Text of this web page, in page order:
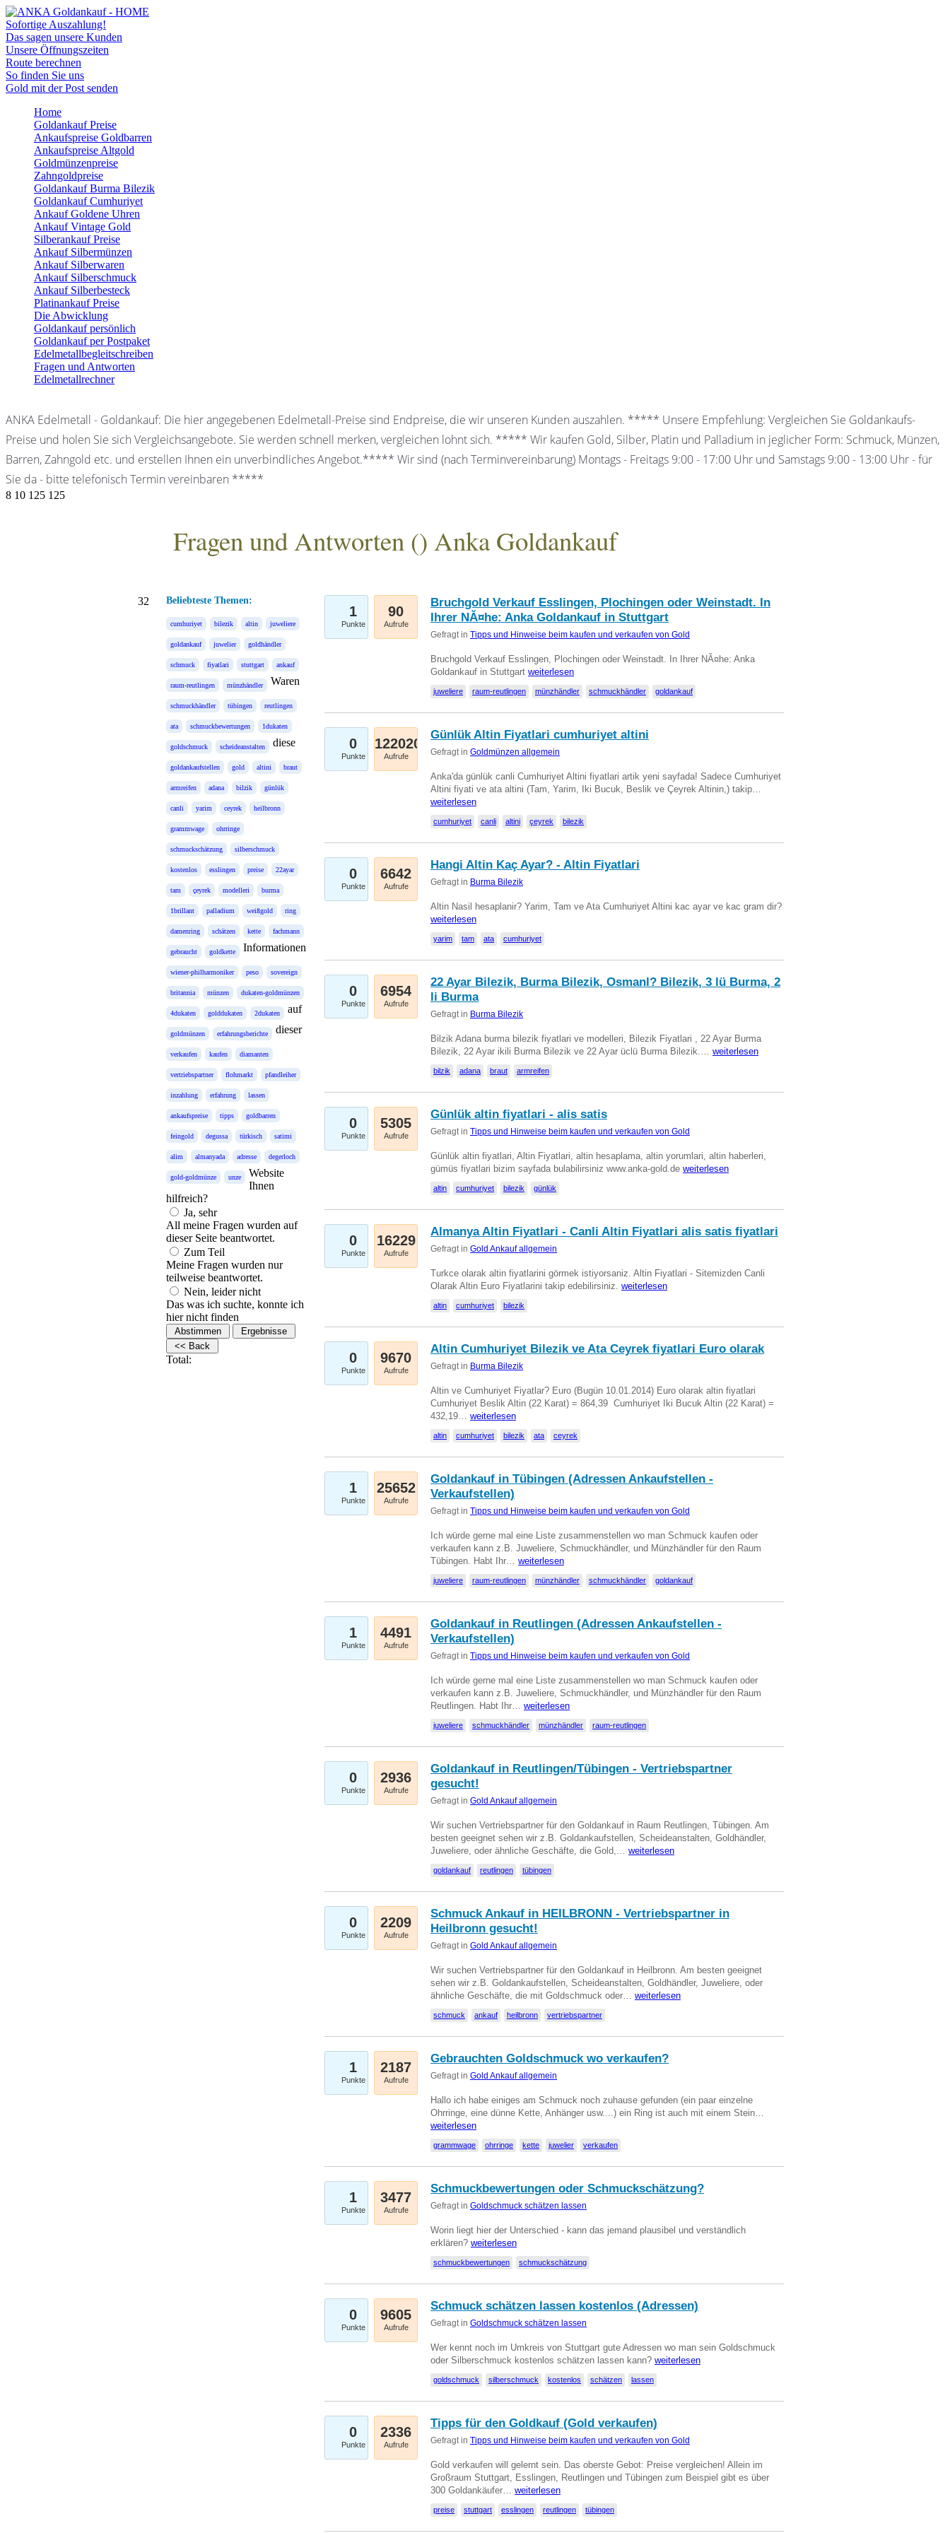
Sofortige Auszahlung!
Das sagen unsere Kunden
Unsere Öffnungszeiten
Route berechnen
So finden Sie uns
Gold mit der Post senden
Home
Goldankauf Preise
Ankaufspreise Goldbarren
Ankaufspreise Altgold
Goldmünzenpreise
Zahngoldpreise
Goldankauf Burma Bilezik
Goldankauf Cumhuriyet
Ankauf Goldene Uhren
Ankauf Vintage Gold
Silberankauf Preise
Ankauf Silbermünzen
Ankauf Silberwaren
Ankauf Silberschmuck
Ankauf Silberbesteck
Platinankauf Preise
Die Abwicklung
Goldankauf persönlich
Goldankauf per Postpaket
Edelmetallbegleitschreiben
Fragen und Antworten
Edelmetallrechner
ANKA Edelmetall - Goldankauf: Die hier angegebenen Edelmetall-Preise sind Endpreise, die wir unseren Kunden auszahlen. ***** Unsere Empfehlung: Vergleichen Sie Goldankaufs-
Preise und holen Sie sich Vergleichsangebote. Sie werden schnell merken, vergleichen lohnt sich. ***** Wir kaufen Gold, Silber, Platin und Palladium in jeglicher Form: Schmuck, Münzen,
Barren, Zahngold etc. und erstellen Ihnen ein unverbindliches Angebot.***** Wir sind (nach Terminvereinbarung) Montags - Freitags 9:00 - 17:00 Uhr und Samstags 9:00 - 13:00 Uhr - für
Sie da - bitte telefonisch Termin vereinbaren *****
8 10 125 125
Fragen und Antworten () Anka Goldankauf
Beliebteste Themen:
cumhuriyet bilezik altin juweliere
goldankauf juwelier goldhändler
schmuck fiyatlari stuttgart ankauf
raum-reutlingen münzhändler
schmuckhändler tübingen reutlingen
ata schmuckbewertungen 1dukaten
goldschmuck scheideanstalten
goldankaufstellen gold altini braut
armreifen adana bilzik günlük
canli yarim ceyrek heilbronn
grammwage ohrringe
schmuckschätzung silberschmuck
kostenlos esslingen preise 22ayar
tam çeyrek modelleri burma
1brillant palladium weißgold ring
damenring schätzen kette fachmann
gebraucht goldkette
wiener-philharmoniker peso sovereign
britannia münzen dukaten-goldmünzen
4dukaten golddukaten 2dukaten
goldmünzen erfahrungsberichte
verkaufen kaufen diamanten
vertriebspartner flohmarkt pfandleiher
inzahlung erfahrung lassen
ankaufspreise tipps goldbarren
feingold degussa türkisch satimi
alim almanyada adresse degerloch
gold-goldmünze unze
Waren
diese
Informationen
auf
dieser
Website
Ihnen
hilfreich?
Ja, sehr
All meine Fragen wurden auf
dieser Seite beantwortet.
Zum Teil
Meine Fragen wurden nur
teilweise beantwortet.
Nein, leider nicht
Das was ich suchte, konnte ich
hier nicht finden
Total:
1
Punkte
90
Aufrufe
Bruchgold Verkauf Esslingen, Plochingen oder Weinstadt. In
Ihrer NĂ¤he: Anka Goldankauf in Stuttgart
Gefragt in Tipps und Hinweise beim kaufen und verkaufen von Gold
Bruchgold Verkauf Esslingen, Plochingen oder Weinstadt. In Ihrer NĂ¤he: Anka
Goldankauf in Stuttgart weiterlesen
juweliere raum-reutlingen münzhändler schmuckhändler goldankauf
0
Punkte
122020
Aufrufe
Günlük Altin Fiyatlari cumhuriyet altini
Gefragt in Goldmünzen allgemein
Anka'da günlük canli Cumhuriyet Altini fiyatlari artik yeni sayfada! Sadece Cumhuriyet
Altini fiyati ve ata altini (Tam, Yarim, Iki Bucuk, Beslik ve Çeyrek Altinin,) takip…
weiterlesen
cumhuriyet canli altini çeyrek bilezik
0
Punkte
6642
Aufrufe
Hangi Altin Kaç Ayar? - Altin Fiyatlari
Gefragt in Burma Bilezik
Altin Nasil hesaplanir? Yarim, Tam ve Ata Cumhuriyet Altini kac ayar ve kac gram dir?
weiterlesen
yarim tam ata cumhuriyet
0
Punkte
6954
Aufrufe
22 Ayar Bilezik, Burma Bilezik, Osmanl? Bilezik, 3 lü Burma, 2
li Burma
Gefragt in Burma Bilezik
Bilzik Adana burma bilezik fiyatlari ve modelleri, Bilezik Fiyatlari , 22 Ayar Burma
Bilezik, 22 Ayar ikili Burma Bilezik ve 22 Ayar üclü Burma Bilezik.… weiterlesen
bilzik adana braut armreifen
0
Punkte
5305
Aufrufe
Günlük altin fiyatlari - alis satis
Gefragt in Tipps und Hinweise beim kaufen und verkaufen von Gold
Günlük altin fiyatlari, Altin Fiyatlari, altin hesaplama, altin yorumlari, altin haberleri,
gümüs fiyatlari bizim sayfada bulabilirsiniz www.anka-gold.de weiterlesen
altin cumhuriyet bilezik günlük
0
Punkte
16229
Aufrufe
Almanya Altin Fiyatlari - Canli Altin Fiyatlari alis satis fiyatlari
Gefragt in Gold Ankauf allgemein
Turkce olarak altin fiyatlarini görmek istiyorsaniz. Altin Fiyatlari - Sitemizden Canli
Olarak Altin Euro Fiyatlarini takip edebilirsiniz. weiterlesen
altin cumhuriyet bilezik
0
Punkte
9670
Aufrufe
Altin Cumhuriyet Bilezik ve Ata Ceyrek fiyatlari Euro olarak
Gefragt in Burma Bilezik
Altin ve Cumhuriyet Fiyatlar? Euro (Bugün 10.01.2014) Euro olarak altin fiyatlari
Cumhuriyet Beslik Altin (22 Karat) = 864,39  Cumhuriyet Iki Bucuk Altin (22 Karat) =
432,19… weiterlesen
altin cumhuriyet bilezik ata ceyrek
1
Punkte
25652
Aufrufe
Goldankauf in Tübingen (Adressen Ankaufstellen -
Verkaufstellen)
Gefragt in Tipps und Hinweise beim kaufen und verkaufen von Gold
Ich würde gerne mal eine Liste zusammenstellen wo man Schmuck kaufen oder
verkaufen kann z.B. Juweliere, Schmuckhändler, und Münzhändler für den Raum
Tübingen. Habt Ihr… weiterlesen
juweliere raum-reutlingen münzhändler schmuckhändler goldankauf
1
Punkte
4491
Aufrufe
Goldankauf in Reutlingen (Adressen Ankaufstellen -
Verkaufstellen)
Gefragt in Tipps und Hinweise beim kaufen und verkaufen von Gold
Ich würde gerne mal eine Liste zusammenstellen wo man Schmuck kaufen oder
verkaufen kann z.B. Juweliere, Schmuckhändler, und Münzhändler für den Raum
Reutlingen. Habt Ihr… weiterlesen
juweliere schmuckhändler münzhändler raum-reutlingen
0
Punkte
2936
Aufrufe
Goldankauf in Reutlingen/Tübingen - Vertriebspartner
gesucht!
Gefragt in Gold Ankauf allgemein
Wir suchen Vertriebspartner für den Goldankauf in Raum Reutlingen, Tübingen. Am
besten geeignet sehen wir z.B. Goldankaufstellen, Scheideanstalten, Goldhändler,
Juweliere, oder ähnliche Geschäfte, die Gold,… weiterlesen
goldankauf reutlingen tübingen
0
Punkte
2209
Aufrufe
Schmuck Ankauf in HEILBRONN - Vertriebspartner in
Heilbronn gesucht!
Gefragt in Gold Ankauf allgemein
Wir suchen Vertriebspartner für den Goldankauf in Heilbronn. Am besten geeignet
sehen wir z.B. Goldankaufstellen, Scheideanstalten, Goldhändler, Juweliere, oder
ähnliche Geschäfte, die mit Goldschmuck oder… weiterlesen
schmuck ankauf heilbronn vertriebspartner
1
Punkte
2187
Aufrufe
Gebrauchten Goldschmuck wo verkaufen?
Gefragt in Gold Ankauf allgemein
Hallo ich habe einiges am Schmuck noch zuhause gefunden (ein paar einzelne
Ohrringe, eine dünne Kette, Anhänger usw....) ein Ring ist auch mit einem Stein…
weiterlesen
grammwage ohrringe kette juwelier verkaufen
1
Punkte
3477
Aufrufe
Schmuckbewertungen oder Schmuckschätzung?
Gefragt in Goldschmuck schätzen lassen
Worin liegt hier der Unterschied - kann das jemand plausibel und verständlich
erklären? weiterlesen
schmuckbewertungen schmuckschätzung
0
Punkte
9605
Aufrufe
Schmuck schätzen lassen kostenlos (Adressen)
Gefragt in Goldschmuck schätzen lassen
Wer kennt noch im Umkreis von Stuttgart gute Adressen wo man sein Goldschmuck
oder Silberschmuck kostenlos schätzen lassen kann? weiterlesen
goldschmuck silberschmuck kostenlos schätzen lassen
0
Punkte
2336
Aufrufe
Tipps für den Goldkauf (Gold verkaufen)
Gefragt in Tipps und Hinweise beim kaufen und verkaufen von Gold
Gold verkaufen will gelernt sein. Das oberste Gebot: Preise vergleichen! Allein im
Großraum Stuttgart, Esslingen, Reutlingen und Tübingen zum Beispiel gibt es über
300 Goldankäufer… weiterlesen
preise stuttgart esslingen reutlingen tübingen
32